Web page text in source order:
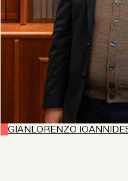
GIANLORENZO